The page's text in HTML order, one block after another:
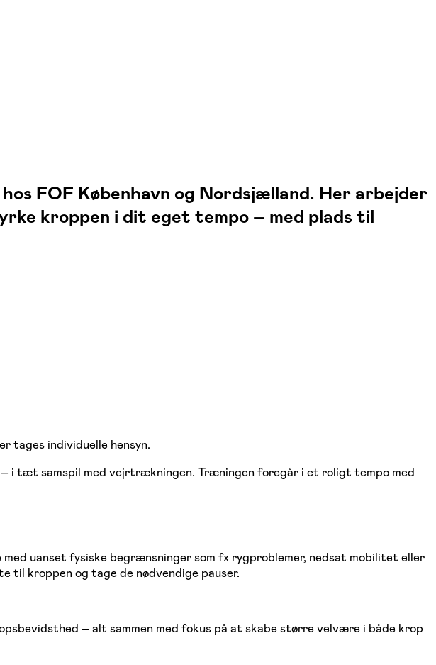
FOF København og Nordsjælland. Her arbejder
kroppen i dit eget tempo – med plads til
tages individuelle hensyn.
i tæt samspil med vejrtrækningen. Træningen foregår i et roligt tempo med
uanset fysiske begrænsninger som fx rygproblemer, nedsat mobilitet eller
kroppen og tage de nødvendige pauser.
– alt sammen med fokus på at skabe større velvære i både krop